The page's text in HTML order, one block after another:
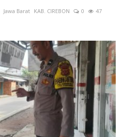
Jawa Barat KAB. CIREBON 0
47